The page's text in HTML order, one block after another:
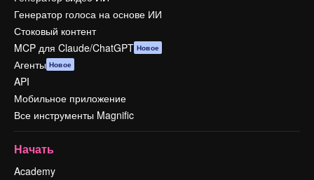
Генератор голоса на основе ИИ
Стоковый контент
MCP для Claude/ChatGPT Новое
Агенты Новое
API
Мобильное приложение
Все инструменты Magnific
Начать
Academy